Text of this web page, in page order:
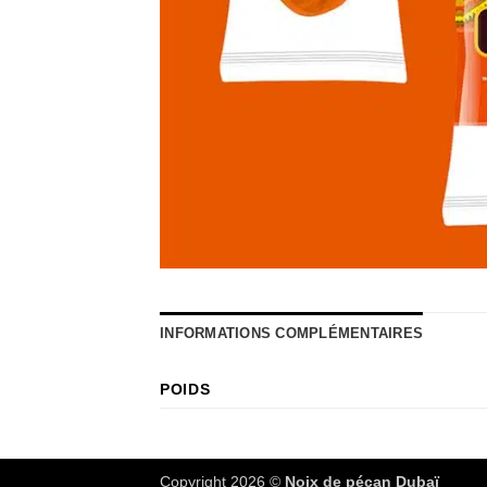
INFORMATIONS COMPLÉMENTAIRES
POIDS
Copyright 2026 © Noix de pécan Dubaï